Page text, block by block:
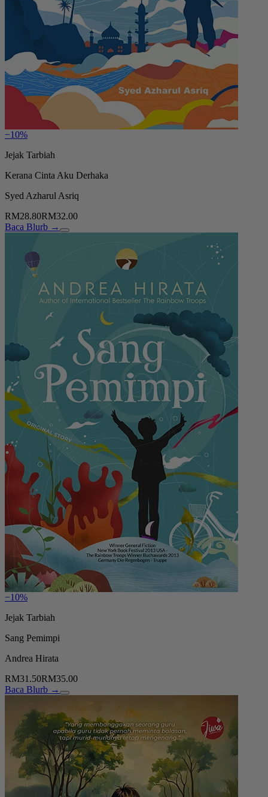
−10%
Jejak Tarbiah
Kerana Cinta Aku Derhaka
Syed Azharul Asriq
RM28.80RM32.00
Baca Blurb →
−10%
Jejak Tarbiah
Sang Pemimpi
Andrea Hirata
RM31.50RM35.00
Baca Blurb →